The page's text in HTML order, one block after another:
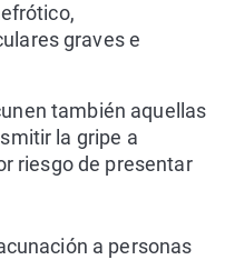
graves e
también aquellas
la gripe a
riesgo de presentar
a personas